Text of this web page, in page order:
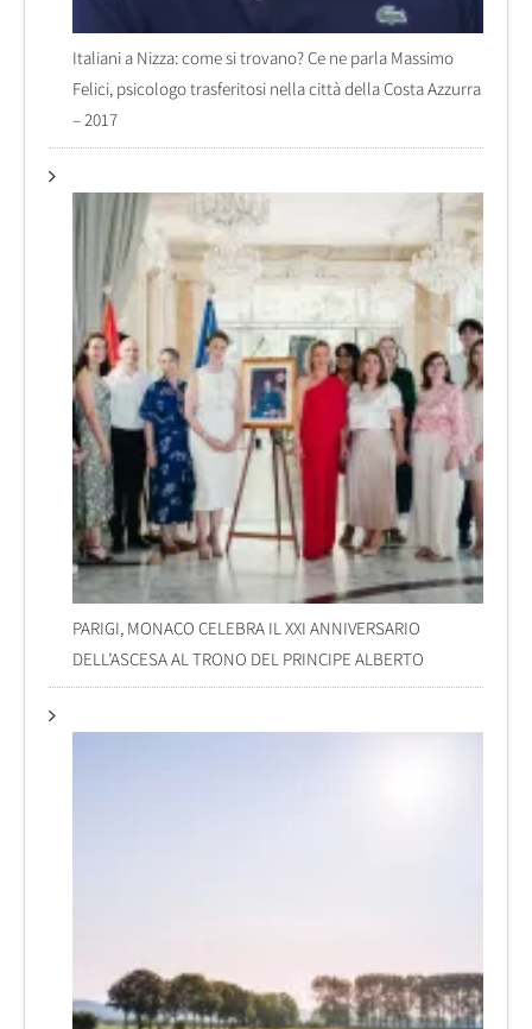
Italiani a Nizza: come si trovano? Ce ne parla Massimo
Felici, psicologo trasferitosi nella città della Costa Azzurra
– 2017
PARIGI, MONACO CELEBRA IL XXI ANNIVERSARIO
DELL’ASCESA AL TRONO DEL PRINCIPE ALBERTO